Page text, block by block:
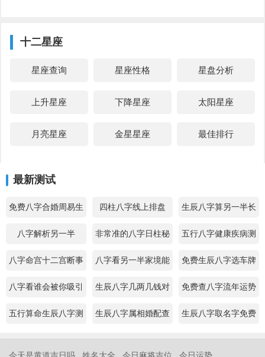
十二星座
星座查询 星座性格 星盘分析
上升星座 下降星座 太阳星座
月亮星座 金星星座 最佳排行
最新测试
免费八字合婚周易生
辰八字配对
四柱八字线上排盘 生辰八字算另一半长
相
八字解析另一半 非常准的八字日柱秘
诀查询
五行八字健康疾病测
算
八字命宫十二宫断事 八字看另一半家境能
力
免费生辰八字选车牌
号
八字看谁会被你吸引 生辰八字几两几钱对
照表
免费查八字流年运势
五行算命生辰八字测 生辰八字属相婚配查 生辰八字取名字免费